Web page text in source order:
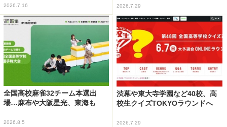
2026.7.16 2026.7.29
全国高校麻雀32チーム本選出
場…麻布や大阪星光、東海も
2026.8.5
渋幕や東大寺学園など40校、高
校生クイズTOKYOラウンドへ
2026.7.29